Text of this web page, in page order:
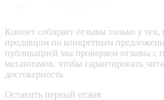
Кинпет собирает отзывы только у тех,
продавцом по конкретным
публикацией мы проверяем отзывы с
механизмов, чтобы гарантировать
достоверность
Оставить первый отзыв